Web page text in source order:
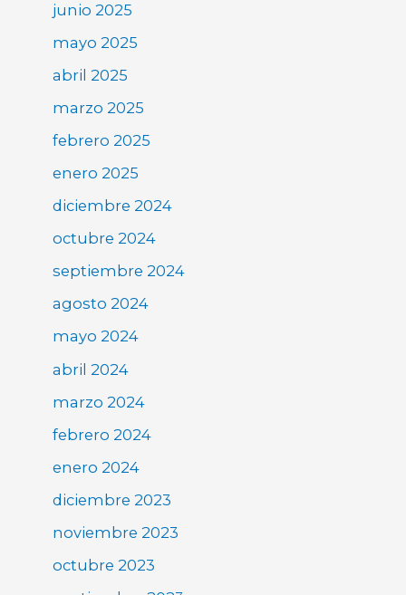
junio 2025
mayo 2025
abril 2025
marzo 2025
febrero 2025
enero 2025
diciembre 2024
octubre 2024
septiembre 2024
agosto 2024
mayo 2024
abril 2024
marzo 2024
febrero 2024
enero 2024
diciembre 2023
noviembre 2023
octubre 2023